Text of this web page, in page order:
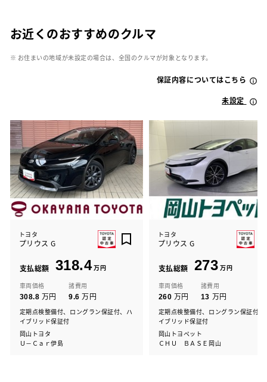
お近くのおすすめのクルマ
※ お住まいの地域が未設定の場合は、全国のクルマが対象となります。
保証内容についてはこちら
未設定
トヨタ
プリウス G
支払総額 318.4万円
車両価格
308.8 万円
諸費用
9.6 万円
定期点検整備付、ロングラン保証付、ハ
イブリッド保証付
岡山トヨタ
Ｕ－Ｃａｒ伊島
トヨタ
プリウス G
支払総額 273 万円
車両価格
260 万円
諸費用
13 万円
定期点検整備付、ロングラン保証付、
イブリッド保証付
岡山トヨペット
ＣＨＵ ＢＡＳＥ岡山